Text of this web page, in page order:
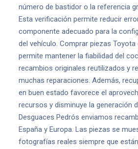
número de bastidor o la referencia
Esta verificación permite reducir
componente adecuado para la
del vehículo. Comprar piezas Toyota
permite mantener la fiabilidad del
recambios originales reutilizados y
muchas reparaciones. Además,
en buen estado favorece el
recursos y disminuye la generación
Desguaces Pedrós enviamos
España y Europa. Las piezas se
fotografías reales siempre que